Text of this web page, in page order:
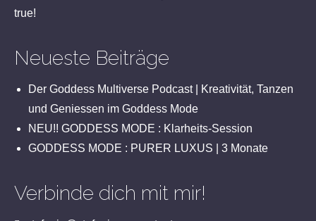
true!
Neueste Beiträge
Der Goddess Multiverse Podcast | Kreativität, Tanzen
und Geniessen im Goddess Mode
NEU!! GODDESS MODE : Klarheits-Session
GODDESS MODE : PURER LUXUS | 3 Monate
Verbinde dich mit mir!